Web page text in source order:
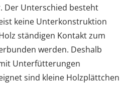
Der Unterschied besteht
keine Unterkonstruktion
ständigen Kontakt zum
werden. Deshalb
Unterfütterungen
sind kleine Holzplättchen